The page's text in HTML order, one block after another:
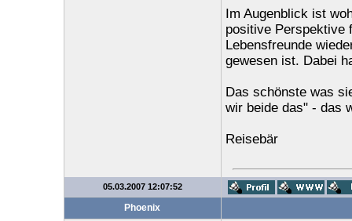
Im Augenblick ist
positive Perspektive
Lebensfreunde
gewesen ist. Dabei
Das schönste was
wir beide das" - das
Reisebär
05.03.2007 12:07:52
Phoenix